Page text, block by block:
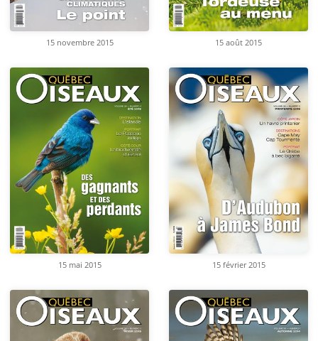
15 novembre 2015 15 août 2015
15 mai 2015 15 février 2015